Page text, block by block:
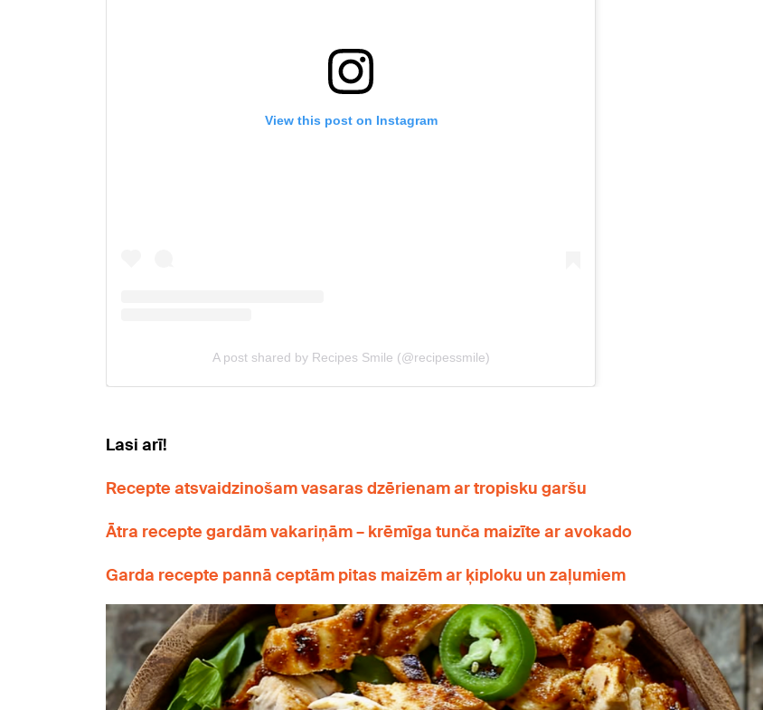
Lasi arī!
Recepte atsvaidzinošam vasaras dzērienam ar tropisku garšu
Ātra recepte gardām vakariņām – krēmīga tunča maizīte ar avokado
Garda recepte pannā ceptām pitas maizēm ar ķiploku un zaļumiem